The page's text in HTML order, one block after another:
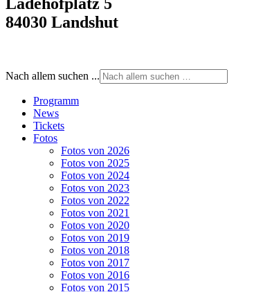
84030 Landshut
Nach allem suchen ...
Programm
News
Tickets
Fotos
Fotos von 2026
Fotos von 2025
Fotos von 2024
Fotos von 2023
Fotos von 2022
Fotos von 2021
Fotos von 2020
Fotos von 2019
Fotos von 2018
Fotos von 2017
Fotos von 2016
Fotos von 2015